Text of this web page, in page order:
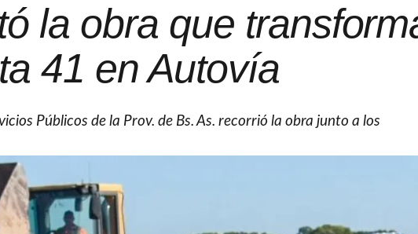
la obra que
41 en Autovía
Públicos de la Prov. de Bs. As. recorrió la obra junto a los